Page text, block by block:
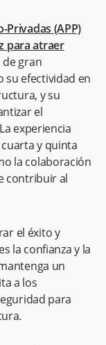
Privadas (APP)
para atraer
gran
su efectividad en
y su
el
experiencia
y quinta
la colaboración
contribuir al
el éxito y
la confianza y la
un
a los
para